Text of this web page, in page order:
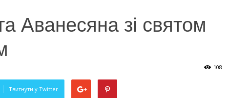
Аванесяна зі святом
108
Твитнути у Twitter